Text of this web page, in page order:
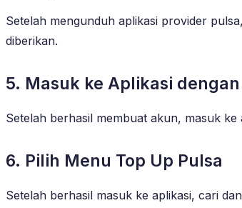
Setelah mengunduh aplikasi provider
diberikan.
5. Masuk ke Aplikasi
Setelah berhasil membuat akun, masuk
6. Pilih Menu Top Up Pulsa
Setelah berhasil masuk ke aplikasi, cari